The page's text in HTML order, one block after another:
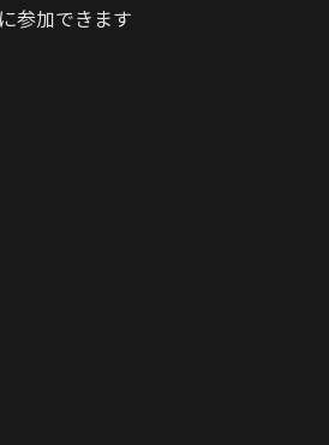
参加できます